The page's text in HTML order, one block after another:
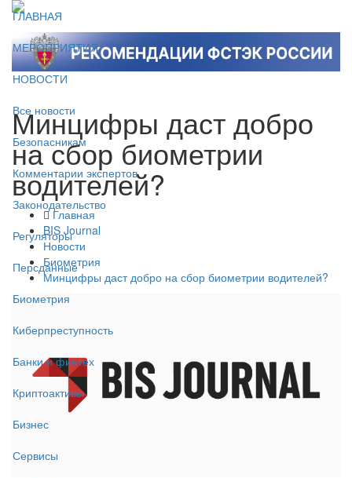
ГЛАВНАЯ
МЕРОПРИЯТИЯ
НОВОСТИ
Все новости
Безопасникам
Комментарии экспертов
Законодательство
Регуляторы
Персданные
Биометрия
Киберпреступность
Банки и финтех
Криптоактивы
Бизнес
Сервисы
Минцифры даст добро
на сбор биометрии
водителей?
Главная
BIS Journal
Новости
Биометрия
Минцифры даст добро на сбор биометрии водителей?